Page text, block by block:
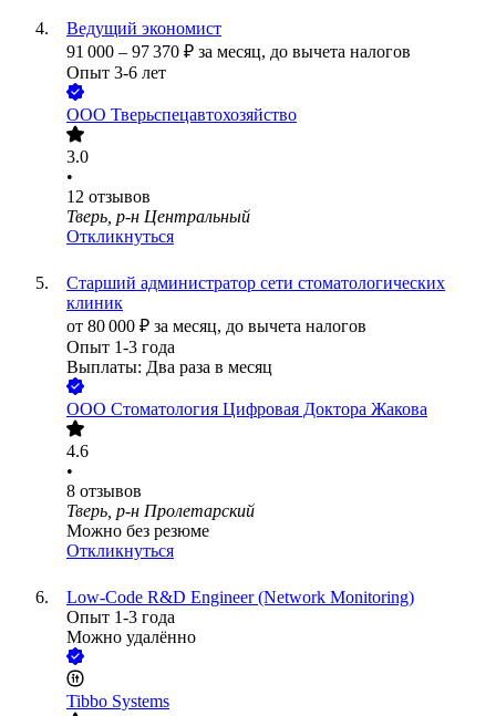
Ведущий экономист
91 000 – 97 370 ₽ за месяц, до вычета налогов
Опыт 3-6 лет
ООО Тверьспецавтохозяйство
3.0
•
12 отзывов
Тверь, р-н Центральный
Откликнуться
Старший администратор сети стоматологических
клиник
от 80 000 ₽ за месяц, до вычета налогов
Опыт 1-3 года
Выплаты: Два раза в месяц
ООО Стоматология Цифровая Доктора Жакова
4.6
•
8 отзывов
Тверь, р-н Пролетарский
Можно без резюме
Откликнуться
Low-Code R&D Engineer (Network Monitoring)
Опыт 1-3 года
Можно удалённо
Tibbo Systems